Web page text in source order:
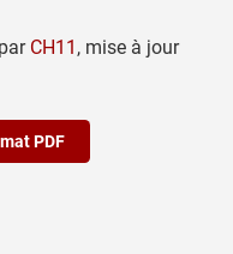
par CH11 , mise à jour
PDF